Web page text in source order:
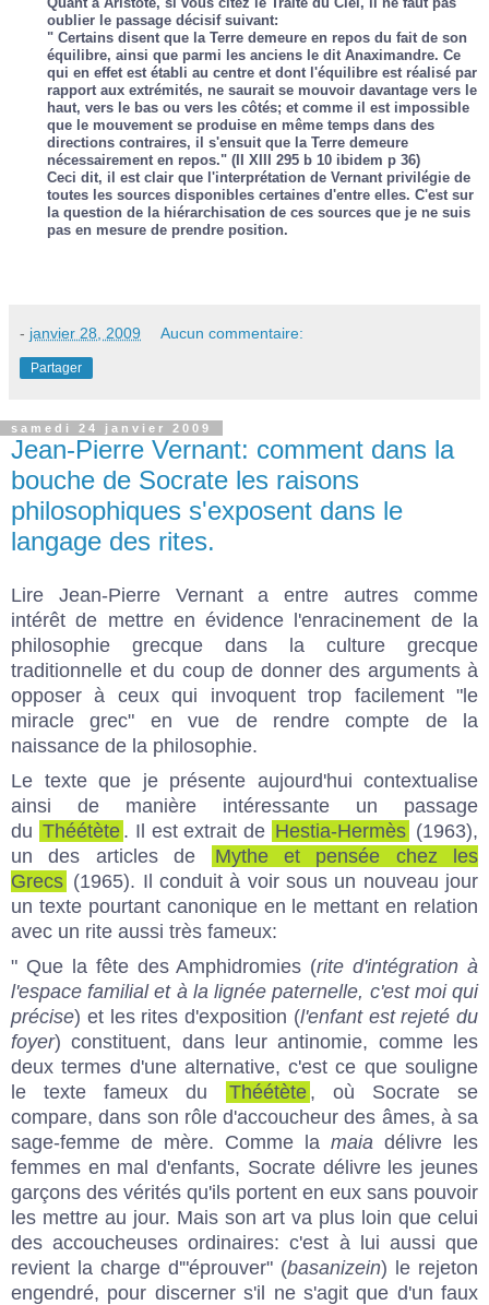
oublier le passage décisif suivant:
" Certains disent que la Terre demeure en repos du fait de son
équilibre, ainsi que parmi les anciens le dit Anaximandre. Ce
qui en effet est établi au centre et dont l'équilibre est réalisé par
rapport aux extrémités, ne saurait se mouvoir davantage vers le
haut, vers le bas ou vers les côtés; et comme il est impossible
que le mouvement se produise en même temps dans des
directions contraires, il s'ensuit que la Terre demeure
nécessairement en repos." (II XIII 295 b 10 ibidem p 36)
Ceci dit, il est clair que l'interprétation de Vernant privilégie de
toutes les sources disponibles certaines d'entre elles. C'est sur
la question de la hiérarchisation de ces sources que je ne suis
pas en mesure de prendre position.
- janvier 28, 2009 Aucun commentaire:
Partager
samedi 24 janvier 2009
Jean-Pierre Vernant: comment dans la
bouche de Socrate les raisons
philosophiques s'exposent dans le
langage des rites.
Lire Jean-Pierre Vernant a entre autres comme
intérêt de mettre en évidence l'enracinement de la
philosophie grecque dans la culture grecque
traditionnelle et du coup de donner des arguments à
opposer à ceux qui invoquent trop facilement "le
miracle grec" en vue de rendre compte de la
naissance de la philosophie.
Le texte que je présente aujourd'hui contextualise
ainsi de manière intéressante un passage
du Théétète . Il est extrait de Hestia-Hermès (1963),
un des articles de
Mythe et pensée chez les
Grecs (1965). Il conduit à voir sous un nouveau jour
un texte pourtant canonique en le mettant en relation
avec un rite aussi très fameux:
" Que la fête des Amphidromies (rite d'intégration à
l'espace familial et à la lignée paternelle, c'est moi qui
précise) et les rites d'exposition (l'enfant est rejeté du
foyer) constituent, dans leur antinomie, comme les
deux termes d'une alternative, c'est ce que souligne
le texte fameux du
Théétète , où Socrate se
compare, dans son rôle d'accoucheur des âmes, à sa
sage-femme de mère. Comme la maia délivre les
femmes en mal d'enfants, Socrate délivre les jeunes
garçons des vérités qu'ils portent en eux sans pouvoir
les mettre au jour. Mais son art va plus loin que celui
des accoucheuses ordinaires: c'est à lui aussi que
revient la charge d'"éprouver" (basanizein) le rejeton
engendré, pour discerner s'il ne s'agit que d'un faux